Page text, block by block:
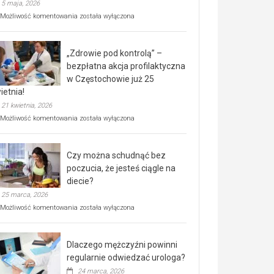
5 maja, 2026
Możliwość komentowania Rusza
rehabilitacji
dla
seniorów!
została wyłączona
„Zdrowie pod kontrolą” –
bezpłatna akcja profilaktyczna
w Częstochowie już 25
21 kwietnia, 2026
Możliwość komentowania „Zdrowie
bezpłatna
akcja
profilaktyczna
w
już
kwietnia!
została wyłączona
Czy można schudnąć bez
poczucia, że jesteś ciągle na
diecie?
25 marca, 2026
Możliwość komentowania Czy
poczucia,
że
została wyłączona
Dlaczego mężczyźni powinni
regularnie odwiedzać urologa?
24 marca, 2026